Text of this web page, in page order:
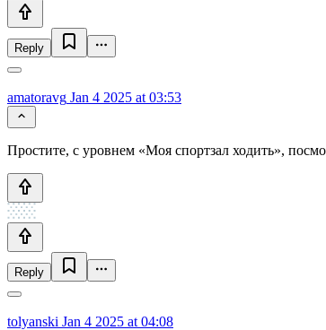
Reply
amatoravg Jan 4 2025 at 03:53
Простите, с уровнем «Моя спортзал ходить»,
Reply
tolyanski Jan 4 2025 at 04:08